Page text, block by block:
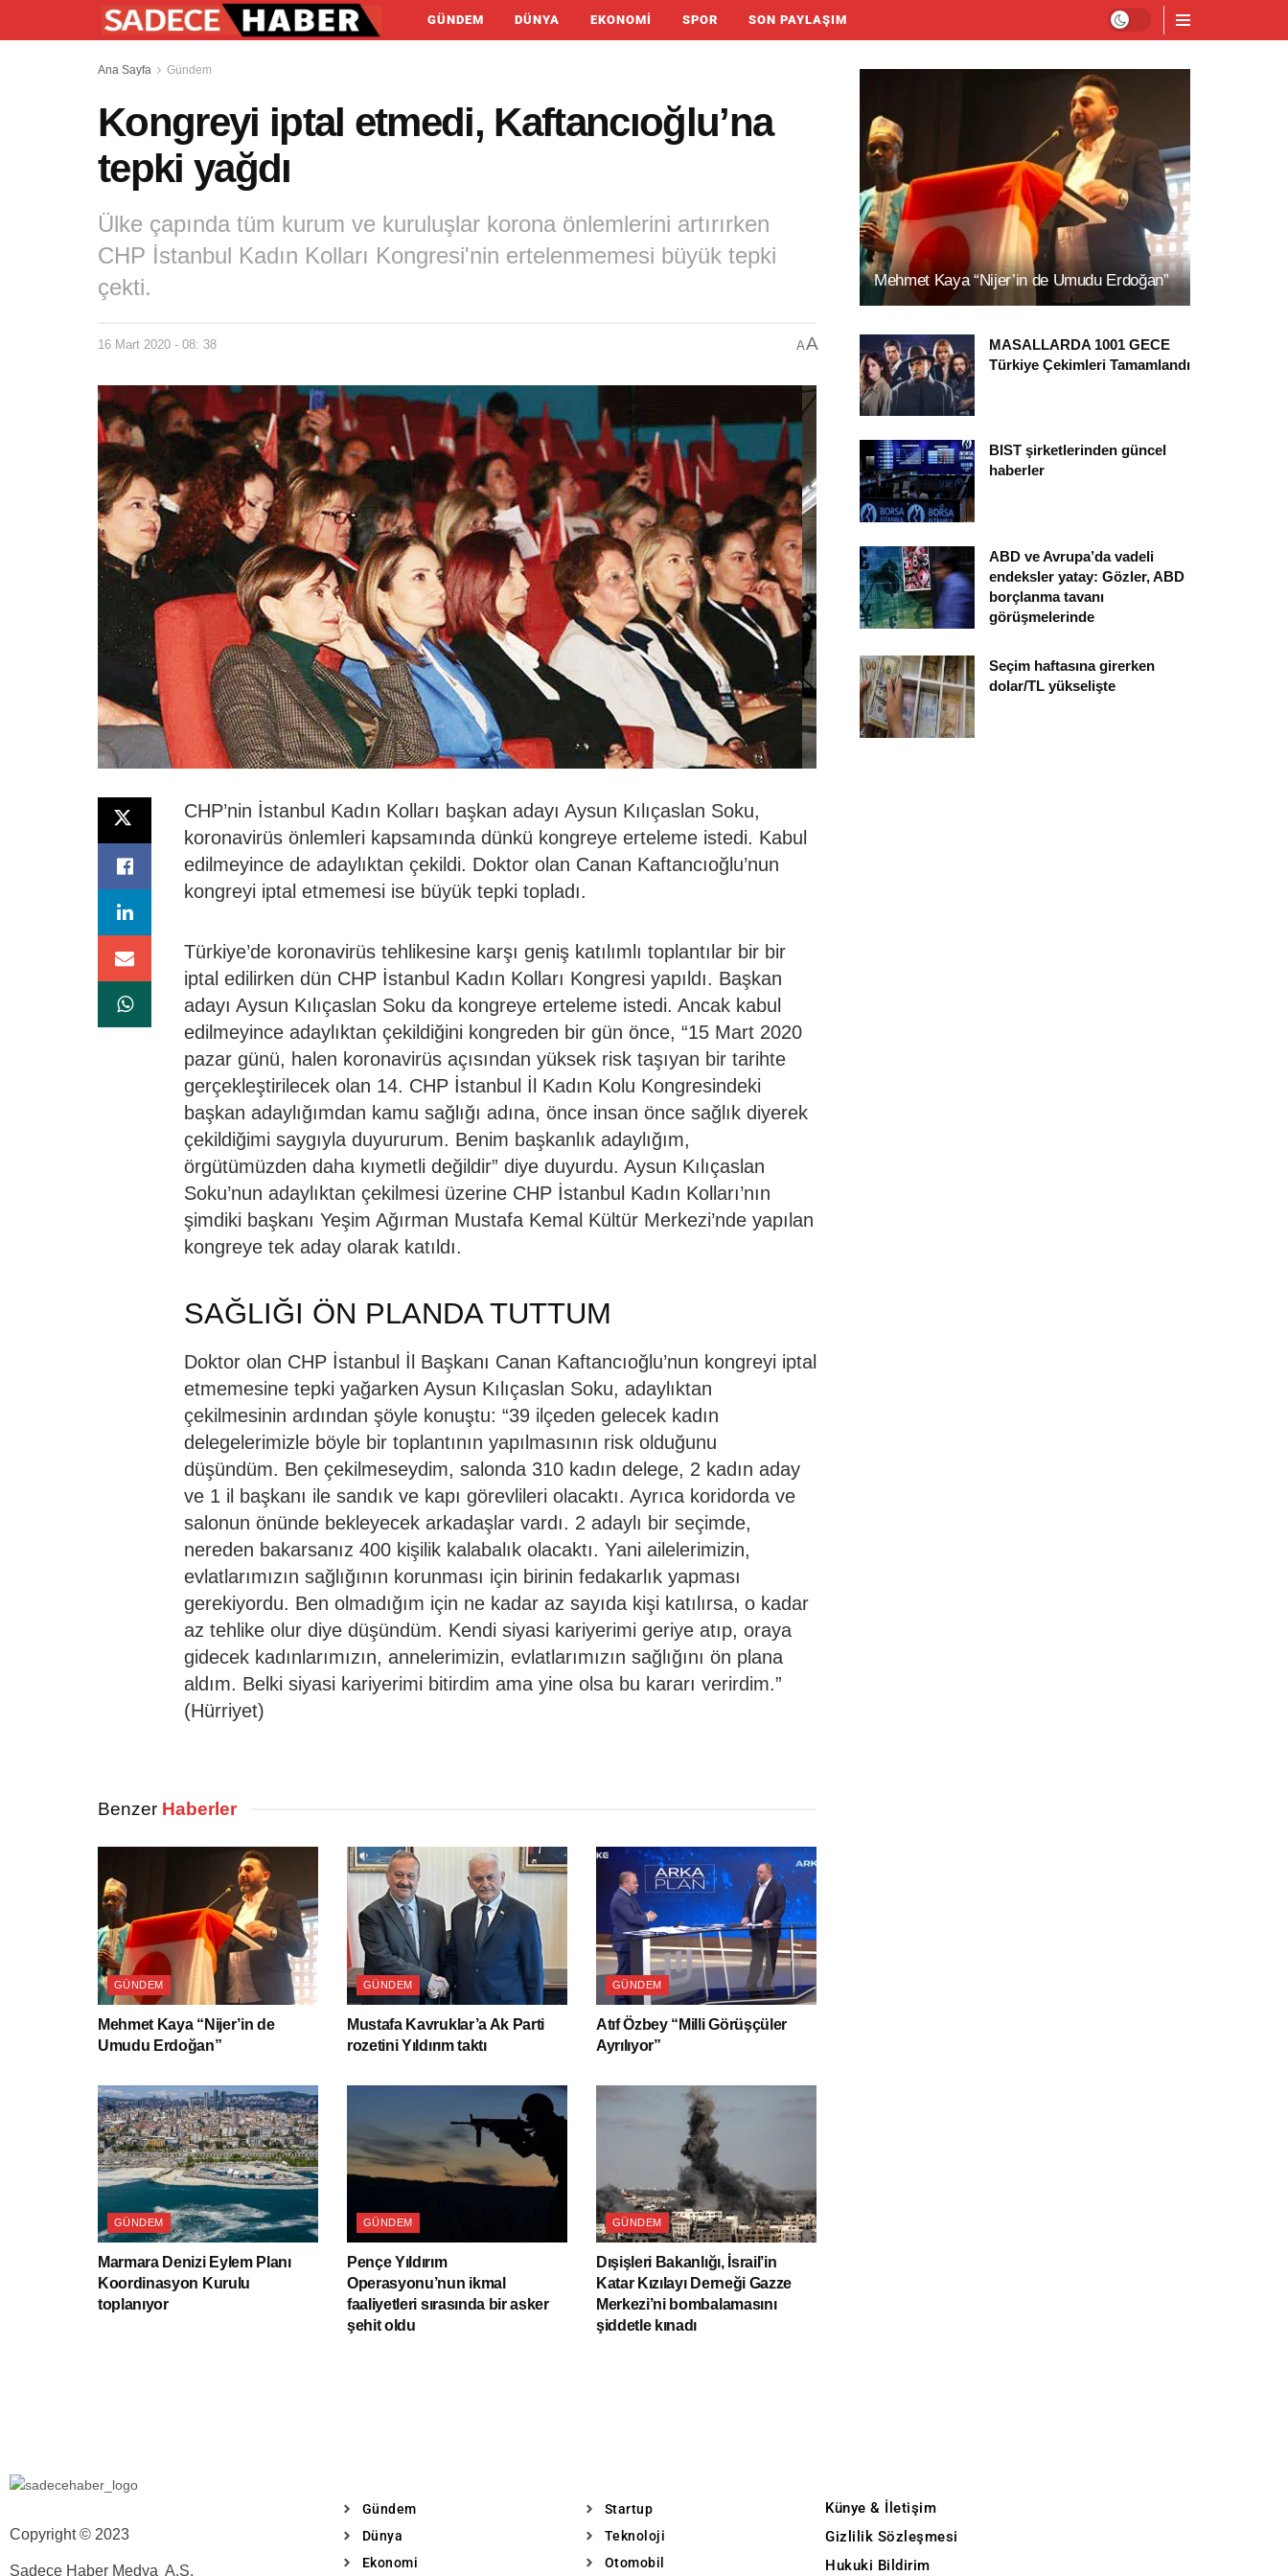
GÜNDEM DÜNYA EKONOMI SPOR SON PAYLAŞIM
Ana Sayfa Gündem
Kongreyi iptal etmedi, Kaftancıoğlu’na
tepki yağdı
Ülke çapında tüm kurum ve kuruluşlar korona önlemlerini artırırken
CHP İstanbul Kadın Kolları Kongresi'nin ertelenmemesi büyük tepki
çekti.
16 Mart 2020 - 08: 38 AA
CHP’nin İstanbul Kadın Kolları başkan adayı Aysun Kılıçaslan Soku,
koronavirüs önlemleri kapsamında dünkü kongreye erteleme istedi. Kabul
edilmeyince de adaylıktan çekildi. Doktor olan Canan Kaftancıoğlu’nun
kongreyi iptal etmemesi ise büyük tepki topladı.
Türkiye’de koronavirüs tehlikesine karşı geniş katılımlı toplantılar bir bir
iptal edilirken dün CHP İstanbul Kadın Kolları Kongresi yapıldı. Başkan
adayı Aysun Kılıçaslan Soku da kongreye erteleme istedi. Ancak kabul
edilmeyince adaylıktan çekildiğini kongreden bir gün önce, “15 Mart 2020
pazar günü, halen koronavirüs açısından yüksek risk taşıyan bir tarihte
gerçekleştirilecek olan 14. CHP İstanbul İl Kadın Kolu Kongresindeki
başkan adaylığımdan kamu sağlığı adına, önce insan önce sağlık diyerek
çekildiğimi saygıyla duyururum. Benim başkanlık adaylığım,
örgütümüzden daha kıymetli değildir” diye duyurdu. Aysun Kılıçaslan
Soku’nun adaylıktan çekilmesi üzerine CHP İstanbul Kadın Kolları’nın
şimdiki başkanı Yeşim Ağırman Mustafa Kemal Kültür Merkezi’nde yapılan
kongreye tek aday olarak katıldı.
SAĞLIĞI ÖN PLANDA TUTTUM
Doktor olan CHP İstanbul İl Başkanı Canan Kaftancıoğlu’nun kongreyi iptal
etmemesine tepki yağarken Aysun Kılıçaslan Soku, adaylıktan
çekilmesinin ardından şöyle konuştu: “39 ilçeden gelecek kadın
delegelerimizle böyle bir toplantının yapılmasının risk olduğunu
düşündüm. Ben çekilmeseydim, salonda 310 kadın delege, 2 kadın aday
ve 1 il başkanı ile sandık ve kapı görevlileri olacaktı. Ayrıca koridorda ve
salonun önünde bekleyecek arkadaşlar vardı. 2 adaylı bir seçimde,
nereden bakarsanız 400 kişilik kalabalık olacaktı. Yani ailelerimizin,
evlatlarımızın sağlığının korunması için birinin fedakarlık yapması
gerekiyordu. Ben olmadığım için ne kadar az sayıda kişi katılırsa, o kadar
az tehlike olur diye düşündüm. Kendi siyasi kariyerimi geriye atıp, oraya
gidecek kadınlarımızın, annelerimizin, evlatlarımızın sağlığını ön plana
aldım. Belki siyasi kariyerimi bitirdim ama yine olsa bu kararı verirdim.”
(Hürriyet)
Benzer Haberler
GÜNDEM
Mehmet Kaya “Nijer’in de
Umudu Erdoğan”
GÜNDEM
Mustafa Kavruklar’a Ak Parti
rozetini Yıldırım taktı
GÜNDEM
Atıf Özbey “Milli Görüşçüler
Ayrılıyor”
GÜNDEM
Marmara Denizi Eylem Planı
Koordinasyon Kurulu
toplanıyor
GÜNDEM
Pençe Yıldırım
Operasyonu’nun ikmal
faaliyetleri sırasında bir asker
şehit oldu
GÜNDEM
Dışişleri Bakanlığı, İsrail’in
Katar Kızılayı Derneği Gazze
Merkezi’ni bombalamasını
şiddetle kınadı
Mehmet Kaya “Nijer’in de Umudu Erdoğan”
MASALLARDA 1001 GECE
Türkiye Çekimleri Tamamlandı
BIST şirketlerinden güncel
haberler
ABD ve Avrupa’da vadeli
endeksler yatay: Gözler, ABD
borçlanma tavanı
görüşmelerinde
Seçim haftasına girerken
dolar/TL yükselişte
Copyright © 2023
Sadece Haber Medya A.Ş.
Gündem
Dünya
Ekonomi
Startup
Teknoloji
Otomobil
Künye & İletişim
Gizlilik Sözleşmesi
Hukuki Bildirim